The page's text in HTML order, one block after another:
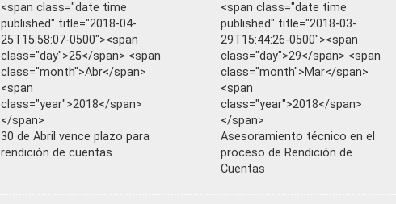
<span class="date time
published" title="2018-04-
25T15:58:07-0500"><span
class="day">25</span> <span
class="month">Abr</span>
<span
class="year">2018</span>
</span>
30 de Abril vence plazo para
rendición de cuentas
<span class="date time
published" title="2018-03-
29T15:44:26-0500"><span
class="day">29</span> <span
class="month">Mar</span>
<span
class="year">2018</span>
</span>
Asesoramiento técnico en el
proceso de Rendición de
Cuentas